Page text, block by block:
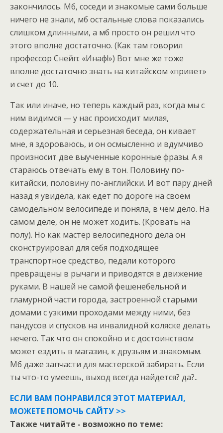
закончилось. Мб, соседи и знакомые сами больше
ничего не знали, мб остальные слова показались
слишком длинными, а мб просто он решил что
этого вполне достаточно. (Как там говорил
профессор Снейп: «Инаф!») Вот мне же тоже
вполне достаточно знать на китайском «привет»
и счет до 10.
Так или иначе, но теперь каждый раз, когда мы с
ним видимся — у нас происходит милая,
содержательная и серьезная беседа, он кивает
мне, я здороваюсь, и он осмысленно и вдумчиво
произносит две выученные коронные фразы. А я
стараюсь отвечать ему в тон. Половину по-
китайски, половину по-английски. И вот пару дней
назад я увидела, как едет по дороге на своем
самодельном велосипеде и поняла, в чем дело. На
самом деле, он не может ходить. (Кровать на
полу). Но как мастер велосипедного дела он
сконструировал для себя подходящее
транспортное средство, педали которого
превращены в рычаги и приводятся в движение
руками. В нашей не самой фешенебельной и
гламурной части города, застроенной старыми
домами с узкими проходами между ними, без
пандусов и спусков на инвалидной коляске делать
нечего. Так что он спокойно и с достоинством
может ездить в магазин, к друзьям и знакомым.
Мб даже запчасти для мастерской забирать. Если
ты что-то умеешь, выход всегда найдется? да?..
ЕСЛИ ВАМ ПОНРАВИЛСЯ ЭТОТ МАТЕРИАЛ,
МОЖЕТЕ ПОМОЧЬ САЙТУ >>
Также читайте - возможно по теме: